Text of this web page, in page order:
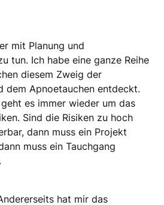
mit Planung und
tun. Ich habe eine ganze Reihe
diesem Zweig der
dem Apnoe­tauchen entdeckt.
es immer wieder um das
Sind die Risiken zu hoch
dann muss ein Projekt
muss ein Tauchgang
hat mir das